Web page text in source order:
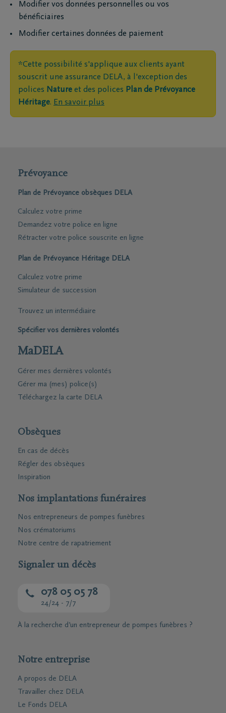
Modifier vos données personnelles ou vos
bénéficiaires
Modifier certaines données de paiement
*Cette possibilité s'applique aux clients ayant
souscrit une assurance DELA, à l'exception des
polices Nature et des polices Plan de Prévoyance
Héritage. En savoir plus
Prévoyance
Plan de Prévoyance obsèques DELA
Calculez votre prime
Demandez votre police en ligne
Rétracter votre police souscrite en ligne
Plan de Prévoyance Héritage DELA
Calculez votre prime
Simulateur de succession
Trouvez un intermédiaire
Spécifier vos dernières volontés
MaDELA
Gérer mes dernières volontés
Gérer ma (mes) police(s)
Téléchargez la carte DELA
Obsèques
En cas de décès
Régler des obsèques
Inspiration
Nos implantations funéraires
Nos entrepreneurs de pompes funèbres
Nos crématoriums
Notre centre de rapatriement
Signaler un décès
078 05 05 78
24/24 - 7/7
À la recherche d’un entrepreneur de pompes funèbres ?
Notre entreprise
A propos de DELA
Travailler chez DELA
Le Fonds DELA